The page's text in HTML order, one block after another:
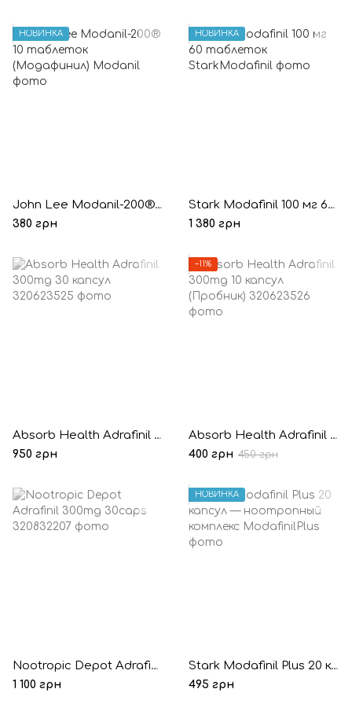
НОВИНКА
John Lee Modanil-200® 10 таблеток (Модафинил)
380 грн
НОВИНКА
Stark Modafinil 100 мг 60 таблеток
1 380 грн
Absorb Health Adrafinil 300mg 30 капсул
950 грн
−11%
Absorb Health Adrafinil 300mg 10 капсул (Пробник)
400 грн 450 грн
Nootropic Depot Adrafinil 300mg 30caps
1 100 грн
НОВИНКА
Stark Modafinil Plus 20 капсул — ноотропный комплекс
495 грн